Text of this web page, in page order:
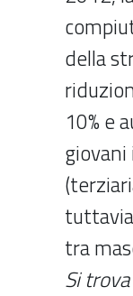
della
10% e
tra
Si